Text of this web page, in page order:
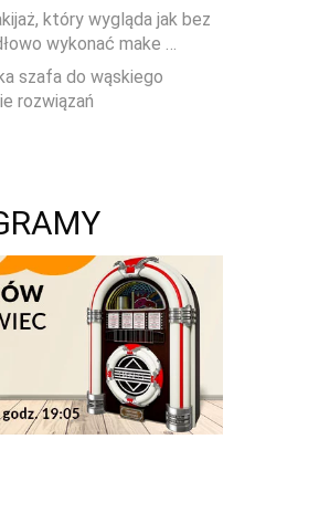
który wygląda jak bez
wykonać make …
szafa do wąskiego
rozwiązań